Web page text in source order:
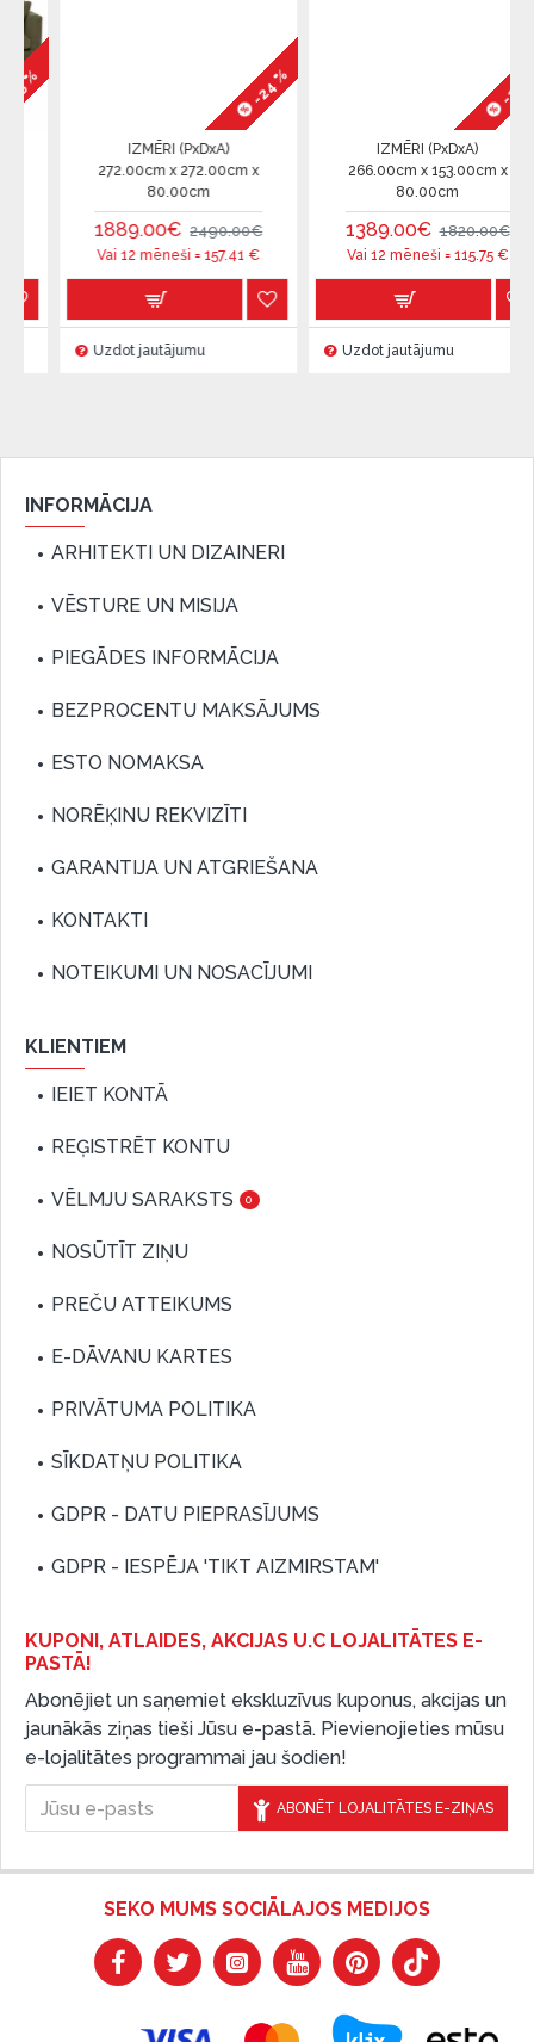
-24 %
IZMĒRI (PxDxA)
272.00cm x 272.00cm x
80.00cm
1889.00€ 2490.00€
Vai 12 mēneši =157.41€
Uzdot jautājumu
-24 %
IZMĒRI (PxDxA)
266.00cm x 153.00cm x
80.00cm
1389.00€ 1820.00€
Vai 12 mēneši =115.75€
Uzdot jautājumu
INFORMĀCIJA
ARHITEKTI UN DIZAINERI
VĒSTURE UN MISIJA
PIEGĀDES INFORMĀCIJA
BEZPROCENTU MAKSĀJUMS
ESTO NOMAKSA
NORĒĶINU REKVIZĪTI
GARANTIJA UN ATGRIEŠANA
KONTAKTI
NOTEIKUMI UN NOSACĪJUMI
KLIENTIEM
IEIET KONTĀ
REĢISTRĒT KONTU
VĒLMJU SARAKSTS 0
NOSŪTĪT ZIŅU
PREČU ATTEIKUMS
E-DĀVANU KARTES
PRIVĀTUMA POLITIKA
SĪKDATŅU POLITIKA
GDPR - DATU PIEPRASĪJUMS
GDPR - IESPĒJA 'TIKT AIZMIRSTAM'
KUPONI, ATLAIDES, AKCIJAS U.C LOJALITĀTES E-
PASTĀ!
Abonējiet un saņemiet ekskluzīvus kuponus, akcijas un
jaunākās ziņas tieši Jūsu e-pastā. Pievienojieties mūsu
e-lojalitātes programmai jau šodien!
ABONĒT LOJALITĀTES E-ZIŅAS
SEKO MUMS SOCIĀLAJOS MEDIJOS